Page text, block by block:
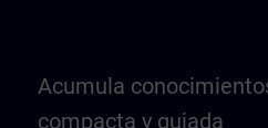
Acumula
compacta y guiada